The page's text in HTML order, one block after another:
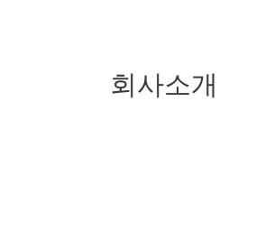
회사소개